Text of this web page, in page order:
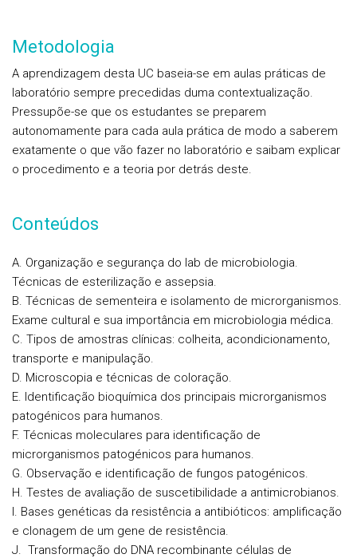
Metodologia
A aprendizagem desta UC baseia-se em aulas práticas de
laboratório sempre precedidas duma contextualização.
Pressupõe-se que os estudantes se preparem
autonomamente para cada aula prática de modo a saberem
exatamente o que vão fazer no laboratório e saibam explicar
o procedimento e a teoria por detrás deste.
Conteúdos
A. Organização e segurança do lab de microbiologia.
Técnicas de esterilização e assepsia.
B. Técnicas de sementeira e isolamento de microrganismos.
Exame cultural e sua importância em microbiologia médica.
C. Tipos de amostras clínicas: colheita, acondicionamento,
transporte e manipulação.
D. Microscopia e técnicas de coloração.
E. Identificação bioquímica dos principais microrganismos
patogénicos para humanos.
F. Técnicas moleculares para identificação de
microrganismos patogénicos para humanos.
G. Observação e identificação de fungos patogénicos.
H. Testes de avaliação de suscetibilidade a antimicrobianos.
I. Bases genéticas da resistência a antibióticos: amplificação
e clonagem de um gene de resistência.
J. Transformação do DNA recombinante células de